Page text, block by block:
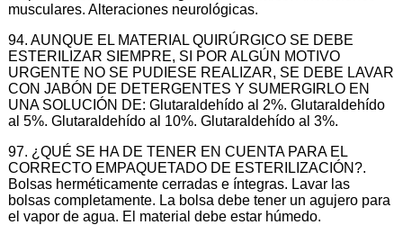
musculares. Alteraciones neurológicas.
94. AUNQUE EL MATERIAL QUIRÚRGICO SE DEBE
ESTERILIZAR SIEMPRE, SI POR ALGÚN MOTIVO
URGENTE NO SE PUDIESE REALIZAR, SE DEBE LAVAR
CON JABÓN DE DETERGENTES Y SUMERGIRLO EN
UNA SOLUCIÓN DE: Glutaraldehído al 2%. Glutaraldehído
al 5%. Glutaraldehído al 10%. Glutaraldehído al 3%.
97. ¿QUÉ SE HA DE TENER EN CUENTA PARA EL
CORRECTO EMPAQUETADO DE ESTERILIZACIÓN?.
Bolsas herméticamente cerradas e íntegras. Lavar las
bolsas completamente. La bolsa debe tener un agujero para
el vapor de agua. El material debe estar húmedo.